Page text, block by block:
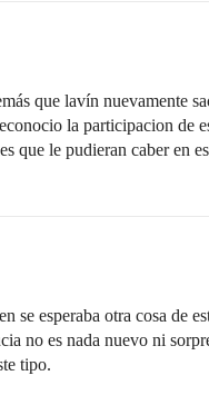
que lavín nuevamente
la participacion de
que le pudieran caber en
se esperaba otra cosa de
no es nada nuevo ni
tipo.